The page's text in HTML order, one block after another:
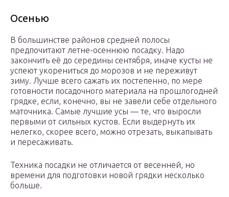
Осенью
В большинстве районов средней полосы
предпочитают летне-осеннюю посадку. Надо
закончить её до середины сентября, иначе кусты не
успеют укорениться до морозов и не переживут
зиму. Лучше всего сажать их постепенно, по мере
готовности посадочного материала на прошлогодней
грядке, если, конечно, вы не завели себе отдельного
маточника. Самые лучшие усы — те, что выросли
первыми от сильных кустов. Если выдернуть их
нелегко, скорее всего, можно отрезать, выкапывать
и пересаживать.
Техника посадки не отличается от весенней, но
времени для подготовки новой грядки несколько
больше.